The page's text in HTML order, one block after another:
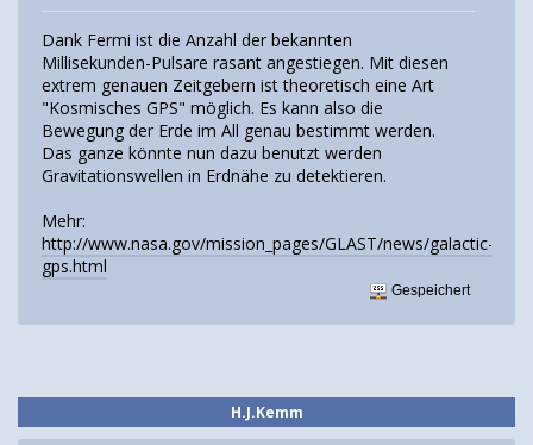
Dank Fermi ist die Anzahl der bekannten
Millisekunden-Pulsare rasant angestiegen. Mit diesen
extrem genauen Zeitgebern ist theoretisch eine Art
"Kosmisches GPS" möglich. Es kann also die
Bewegung der Erde im All genau bestimmt werden.
Das ganze könnte nun dazu benutzt werden
Gravitationswellen in Erdnähe zu detektieren.
Mehr:
http://www.nasa.gov/mission_pages/GLAST/news/galactic-
gps.html
Gespeichert
H.J.Kemm